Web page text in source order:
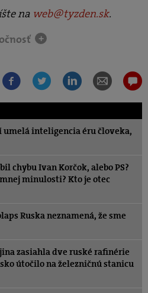
na web@tyzden.sk.
+
umelá inteligencia éru človeka,
chybu Ivan Korčok, alebo PS?
minulosti? Kto je otec
Ruska neznamená, že sme
zasiahla dve ruské rafinérie
útočilo na železničnú stanicu